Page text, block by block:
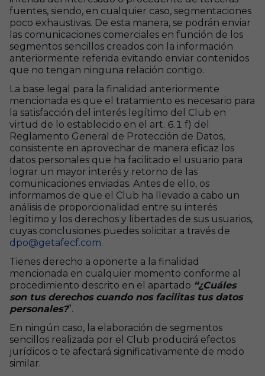
fuentes, siendo, en cualquier caso, segmentaciones
poco exhaustivas. De esta manera, se podrán enviar
las comunicaciones comerciales en función de los
segmentos sencillos creados con la información
anteriormente referida evitando enviar contenidos
que no tengan ninguna relación contigo.
La base legal para la finalidad anteriormente
mencionada es que el tratamiento es necesario para
la satisfacción del interés legítimo del Club en
virtud de lo establecido en el art. 6.1 f) del
Reglamento General de Protección de Datos,
consistente en aprovechar de manera eficaz los
datos personales que ha facilitado el usuario para
lograr un mayor interés y retorno de las
comunicaciones enviadas. Antes de ello, os
informamos de que el Club ha llevado a cabo un
análisis de proporcionalidad entre su interés
legítimo y los derechos y libertades de sus usuarios,
cuyas conclusiones puedes solicitar a través de
dpo@getafecf.com.
Tienes derecho a oponerte a la finalidad
mencionada en cualquier momento conforme al
procedimiento descrito en el apartado “¿Cuáles
son tus derechos cuando nos facilitas tus datos
personales?”.
En ningún caso, la elaboración de segmentos
sencillos realizada por el Club producirá efectos
jurídicos o te afectará significativamente de modo
similar.